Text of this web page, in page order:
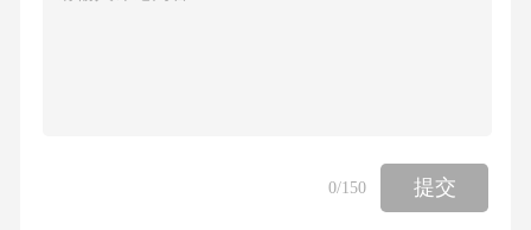
0/150 提交